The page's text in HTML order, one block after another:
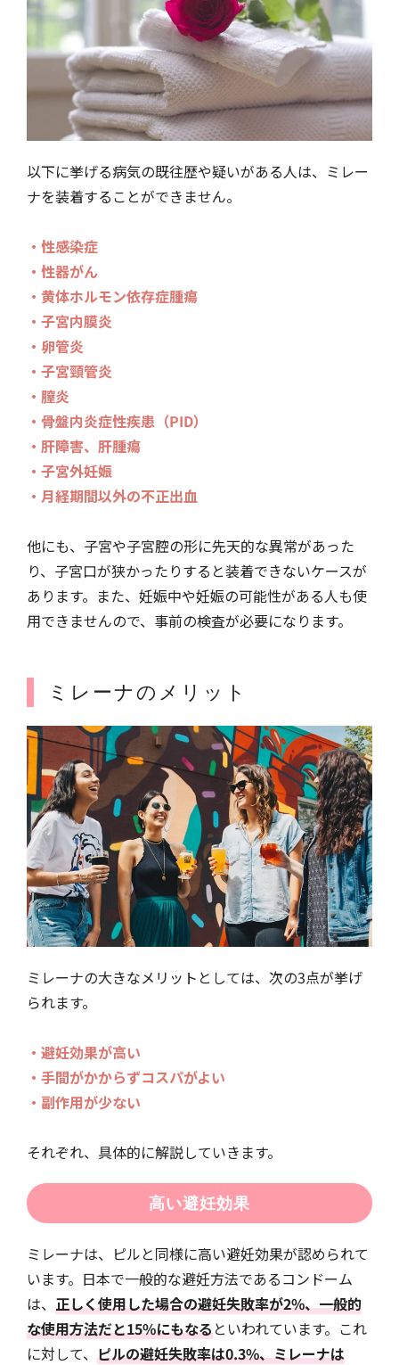
以下に挙げる病気の既往歴や疑いがある人は、ミレー
ナを装着することができません。
・性感染症
・性器がん
・黄体ホルモン依存症腫瘍
・子宮内膜炎
・卵管炎
・子宮頸管炎
・膣炎
・骨盤内炎症性疾患（PID）
・肝障害、肝腫瘍
・子宮外妊娠
・月経期間以外の不正出血
他にも、子宮や子宮腔の形に先天的な異常があった
り、子宮口が狭かったりすると装着できないケースが
あります。また、妊娠中や妊娠の可能性がある人も使
用できませんので、事前の検査が必要になります。
ミレーナのメリット
ミレーナの大きなメリットとしては、次の3点が挙げ
られます。
・避妊効果が高い
・手間がかからずコスパがよい
・副作用が少ない
それぞれ、具体的に解説していきます。
高い避妊効果
ミレーナは、ピルと同様に高い避妊効果が認められて
います。日本で一般的な避妊方法であるコンドーム
は、 正しく使用した場合の避妊失敗率が2%、一般的
な使用方法だと15%にもなるといわれています。これ
に対して、 ピルの避妊失敗率は0.3%、ミレーナは